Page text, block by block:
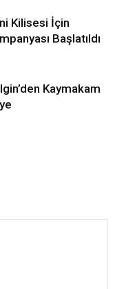
Kilisesi İçin
Başlatıldı
Kaymakam